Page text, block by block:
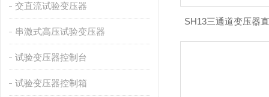
交直流试验变压器
串激式高压试验变压器
试验变压器控制台
试验变压器控制箱
SH13三通道变压器